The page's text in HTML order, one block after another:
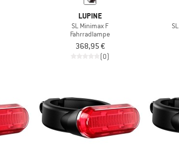
LUPINE
SL Minimax F
Fahrradlampe
368,95 €
(0)